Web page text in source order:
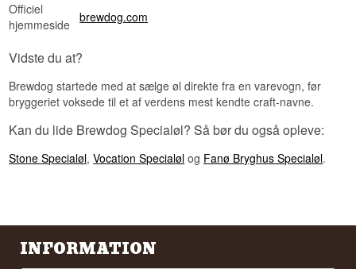
Officiel
hjemmeside
brewdog.com
Vidste du at?
Brewdog startede med at sælge øl direkte fra en varevogn, før
bryggeriet voksede til et af verdens mest kendte craft-navne.
Kan du lide Brewdog Specialøl? Så bør du også opleve:
Stone Specialøl,Vocation Specialøl og Fanø Bryghus Specialøl.
INFORMATION